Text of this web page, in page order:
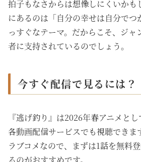
拍子もなさからは想像しにくいかも
にあるのは「自分の幸せは自分でつ
っすぐなテーマ。だからこそ、ジャ
者に支持されているのでしょう。
今すぐ配信で見るには？
『逃げ釣り』は2026年春アニメとし
各動画配信サービスでも視聴できま
ラブコメなので、まずは1話を無料